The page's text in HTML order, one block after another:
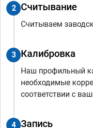
2 Считывание
Считываем
3 Калибровка
Наш профильный
необходимые
соответствии с
4 Запись